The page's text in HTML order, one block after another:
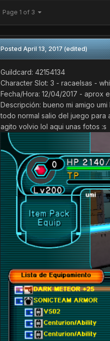
Page 1 of 3
PostedApril 13, 2017 (edited)
Guildcard: 42154134
Character Slot: 3 - racaelsas -
Fecha/Hora: 12/04/2017 - aprox
Descripción: bueno mi amigo
todo normal salio del juego
agito volvio lol aqui unas fotos :s